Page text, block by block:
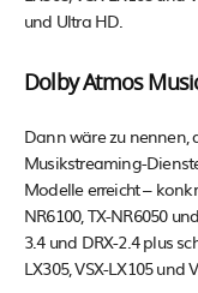
und Ultra HD.
Dolby Atmos
Dann wäre zu nennen,
Musikstreaming-
Modelle erreicht –
NR6100, TX-NR6050
3.4 und DRX-2.4 plus
LX305, VSX-LX105 und